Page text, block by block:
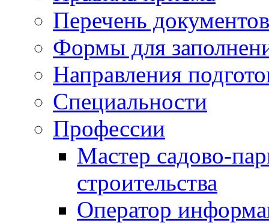
Перечень документов
Формы для
Направления
Специальности
Профессии
Мастер садово-
строительства
Оператор